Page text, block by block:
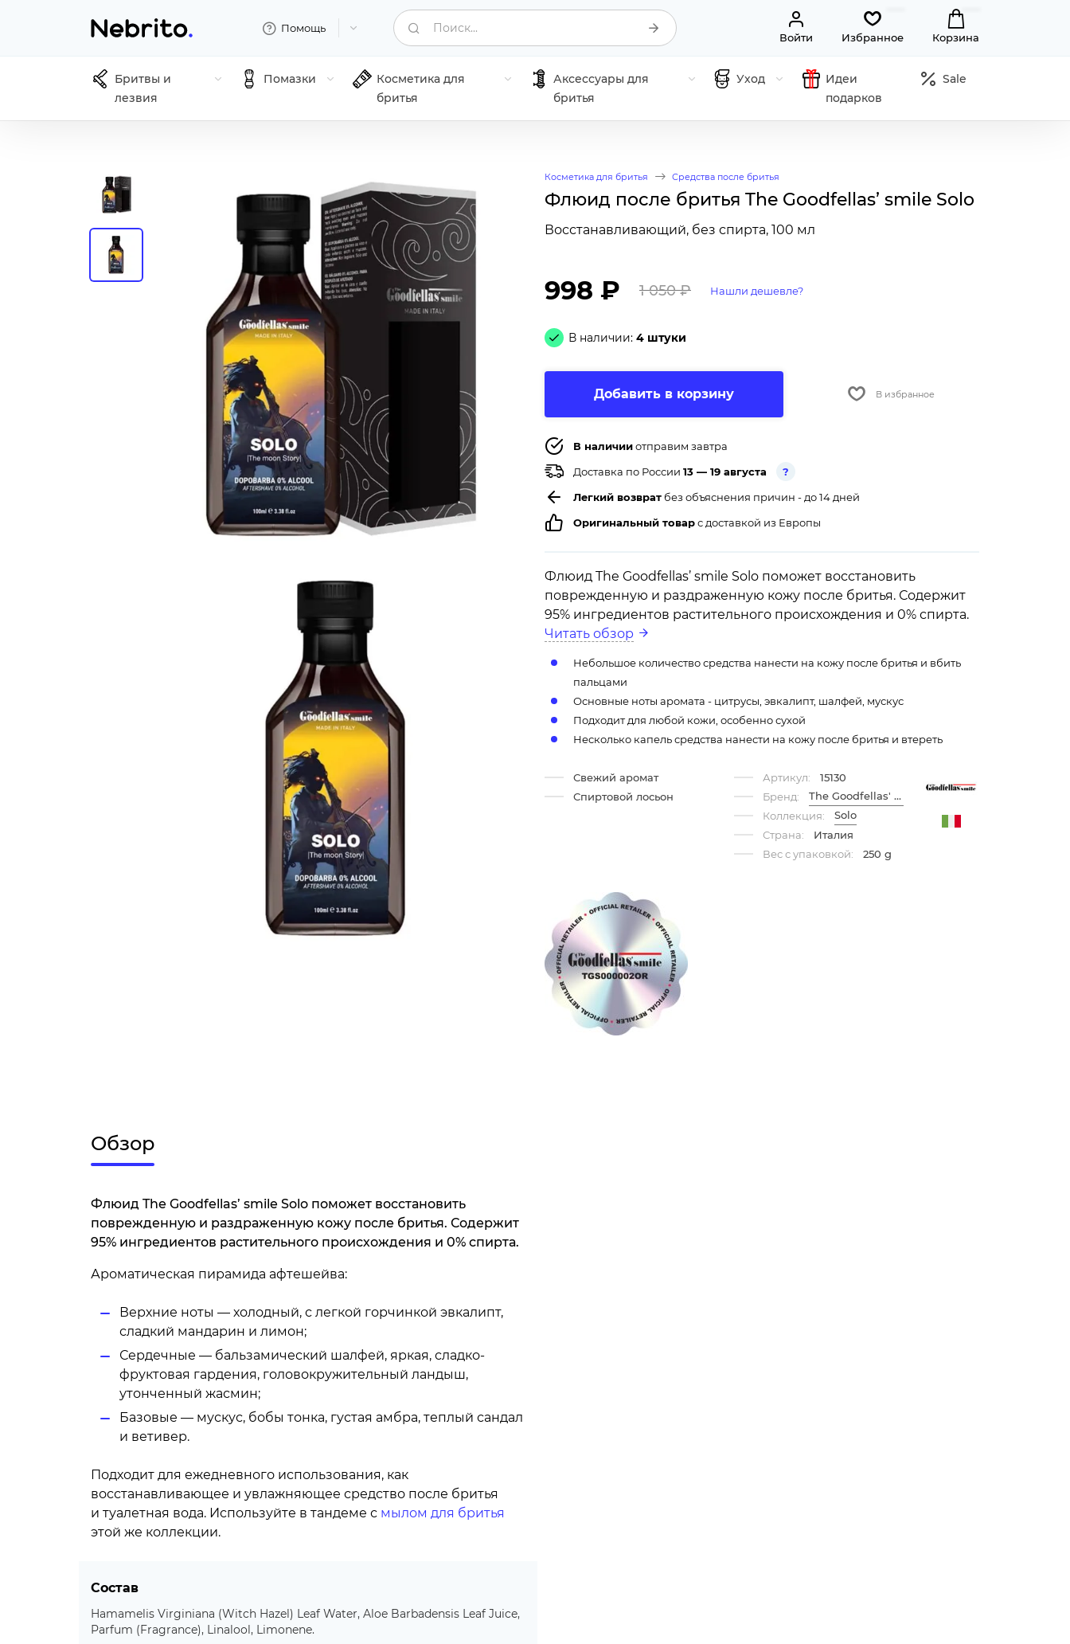
Помощь Поиск...
Войти Избранное Корзина
Бритвы и
лезвия
Помазки
Косметика для
бритья
Аксессуары для
бритья
Уход
Идеи
подарков
Sale
Косметика для бритья Средства после бритья
Флюид после бритья The Goodfellas’ smile Solo
Восстанавливающий, без спирта, 100 мл
998 ₽ 1 050 ₽ Нашли дешевле?
В наличии: 4 штуки
Добавить в корзину В избранное
В наличииотправим завтра
Доставка по России 13 — 19 августа
?
Легкий возврат без объяснения причин - до 14 дней
Оригинальный товарс доставкой из Европы
Флюид The Goodfellas’ smile Solo поможет восстановить
поврежденную и раздраженную кожу после бритья. Содержит
95% ингредиентов растительного происхождения и 0% спирта.
Читать обзор
Небольшое количество средства нанести на кожу после бритья и вбить
пальцами
Основные ноты аромата - цитрусы, эвкалипт, шалфей, мускус
Подходит для любой кожи, особенно сухой
Несколько капель средства нанести на кожу после бритья и втереть
Свежий аромат
Спиртовой лосьон
Артикул:
15130
Бренд:
The Goodfellas' Smile
Коллекция:
Solo
Страна:
Италия
Вес с упаковкой:
250 g
Обзор
Флюид The Goodfellas’ smile Solo поможет восстановить
поврежденную и раздраженную кожу после бритья. Содержит
95% ингредиентов растительного происхождения и 0% спирта.
Ароматическая пирамида афтешейва:
Верхние ноты — холодный, с легкой горчинкой эвкалипт,
сладкий мандарин и лимон;
Сердечные — бальзамический шалфей, яркая, сладко-
фруктовая гардения, головокружительный ландыш,
утонченный жасмин;
Базовые — мускус, бобы тонка, густая амбра, теплый сандал
и ветивер.
Подходит для ежедневного использования, как
восстанавливающее и увлажняющее средство после бритья
и туалетная вода. Используйте в тандеме с мылом для бритья
этой же коллекции.
Состав
Hamamelis Virginiana (Witch Hazel) Leaf Water, Aloe Barbadensis Leaf Juice,
Parfum (Fragrance), Linalool, Limonene.